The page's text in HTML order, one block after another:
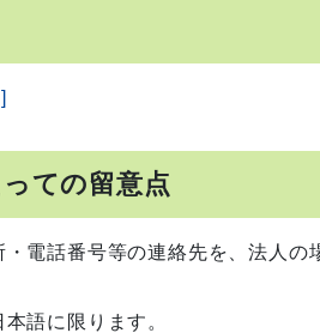
ての留意点
電話番号等の連絡先を、法人
語に限ります。